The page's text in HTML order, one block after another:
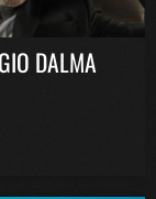
DALMA